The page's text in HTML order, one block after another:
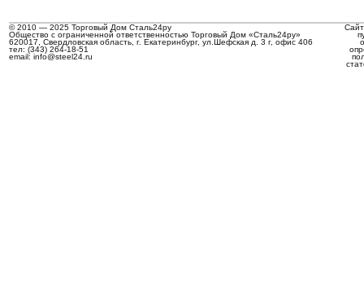
© 2010 — 2025 Торговый Дом Сталь24ру
Общество с ограниченной ответственностью Торговый Дом «Сталь24ру»
620017, Свердловская область, г. Екатеринбург, ул.Шефская д. 3 г, офис 406
тел: (343) 264-18-51
email: info@steel24.ru